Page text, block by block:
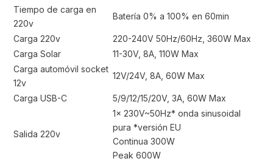
Tiempo de carga en
220v
Batería 0% a 100% en 60min
Carga 220v
220-240V 50Hz/60Hz, 360W Max
Carga Solar
11-30V, 8A, 110W Max
Carga automóvil socket
12v
12V/24V, 8A, 60W Max
Carga USB-C 5/9/12/15/20V, 3A, 60W Max
Salida 220v
1x 230V~50Hz* onda sinusoidal
pura *versión EU
Continua 300W
Peak 600W